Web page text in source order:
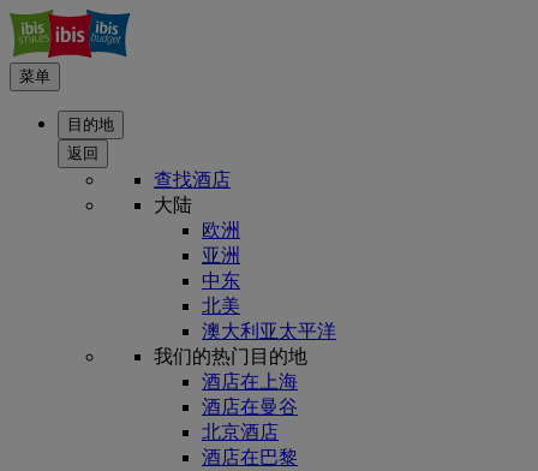
菜单
目的地
返回
查找酒店
大陆
欧洲
亚洲
中东
北美
澳大利亚太平洋
我们的热门目的地
酒店在上海
酒店在曼谷
北京酒店
酒店在巴黎